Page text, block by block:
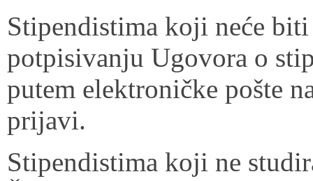
Stipendistima koji neće
potpisivanju Ugovora o
putem elektroničke pošte
prijavi.
Stipendistima koji ne